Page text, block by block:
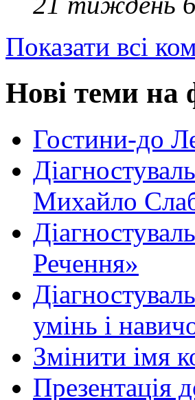
Показати всі
Нові теми на
Гостини-до
Михайло
Речення»
умінь і
Змінити імя
Презентація